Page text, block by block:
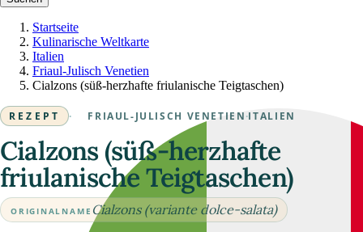
Startseite
Kulinarische Weltkarte
Italien
Friaul-Julisch Venetien
Cialzons (süß-herzhafte friulanische Teigtaschen)
REZEPT · FRIAUL-JULISCH VENETIEN ·ITALIEN
Cialzons (süß-herzhafte
friulanische Teigtaschen)
ORIGINALNAME Cialzons (variante dolce-salata)